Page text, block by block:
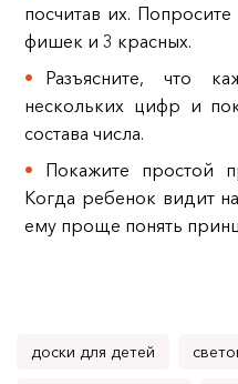
посчитав их.
фишек и 3 красных.
Разъясните, что
нескольких цифр и
состава числа.
Покажите простой
Когда ребенок видит
ему проще понять
доски для детей